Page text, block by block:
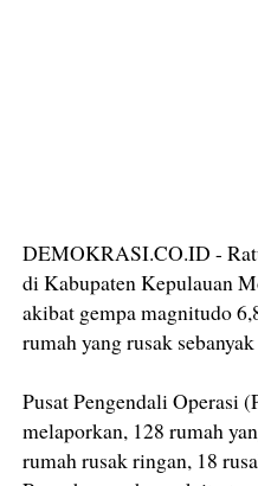
DEMOKRASI.CO.ID -
di Kabupaten Kepulauan
akibat gempa magnitudo
rumah yang rusak
Pusat Pengendali Operasi
melaporkan, 128 rumah
rumah rusak ringan, 18